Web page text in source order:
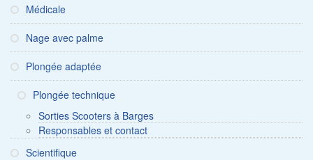
Médicale
Nage avec palme
Plongée adaptée
Plongée technique
Sorties Scooters à Barges
Responsables et contact
Scientifique